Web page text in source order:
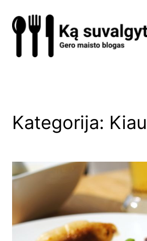
prie
turinio
Kategorija: